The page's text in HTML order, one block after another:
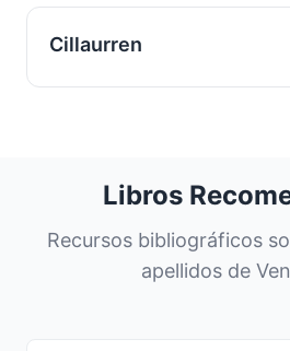
Cillaurren
Libros
Recursos bibliográficos
apellidos de